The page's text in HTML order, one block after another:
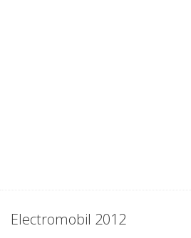
Electromobil 2012